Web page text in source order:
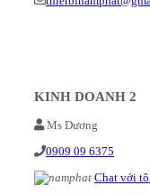
KINH DOANH 2
Ms Dương
0909 09 6375
Chat với